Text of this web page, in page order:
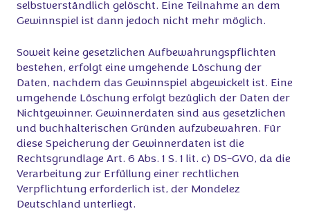
selbstverständlich gelöscht. Eine Teilnahme an dem
Gewinnspiel ist dann jedoch nicht mehr möglich.
Soweit keine gesetzlichen Aufbewahrungspflichten
bestehen, erfolgt eine umgehende Löschung der
Daten, nachdem das Gewinnspiel abgewickelt ist. Eine
umgehende Löschung erfolgt bezüglich der Daten der
Nichtgewinner. Gewinnerdaten sind aus gesetzlichen
und buchhalterischen Gründen aufzubewahren. Für
diese Speicherung der Gewinnerdaten ist die
Rechtsgrundlage Art. 6 Abs. 1 S. 1 lit. c) DS-GVO, da die
Verarbeitung zur Erfüllung einer rechtlichen
Verpflichtung erforderlich ist, der Mondelez
Deutschland unterliegt.